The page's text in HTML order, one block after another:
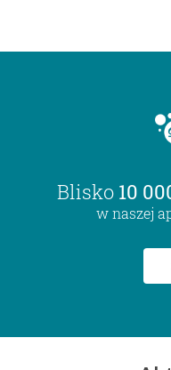
Blisko 10
w naszej